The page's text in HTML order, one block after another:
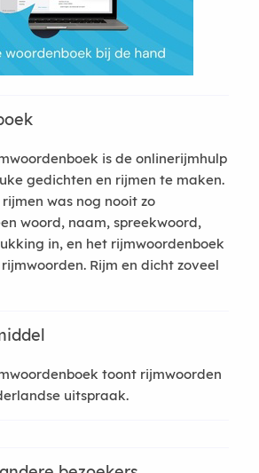
is de onlinerijmhulp
gedichten en rijmen te maken.
was nog nooit zo
woord, naam, spreekwoord,
in, en het rijmwoordenboek
Rijm en dicht zoveel
toont rijmwoorden
uitspraak.